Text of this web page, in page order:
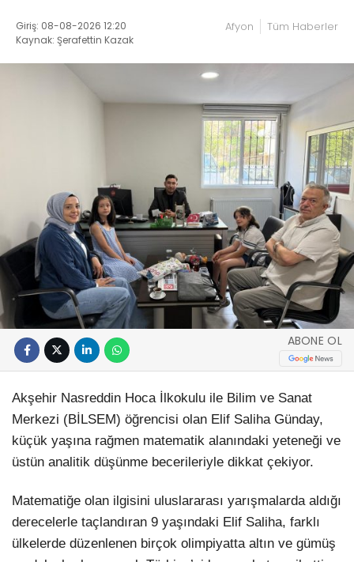
Giriş: 08-08-2026 12:20
Kaynak: Şerafettin Kazak
Afyon Tüm Haberler
ABONE OL
Akşehir Nasreddin Hoca İlkokulu ile Bilim ve Sanat
Merkezi (BİLSEM) öğrencisi olan Elif Saliha Günday,
küçük yaşına rağmen matematik alanındaki yeteneği ve
üstün analitik düşünme becerileriyle dikkat çekiyor.
Matematiğe olan ilgisini uluslararası yarışmalarda aldığı
derecelerle taçlandıran 9 yaşındaki Elif Saliha, farklı
ülkelerde düzenlenen birçok olimpiyatta altın ve gümüş